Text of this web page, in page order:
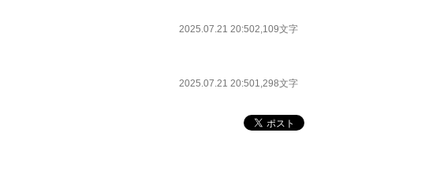
2025.07.21 20:502,109文字
2025.07.21 20:501,298文字